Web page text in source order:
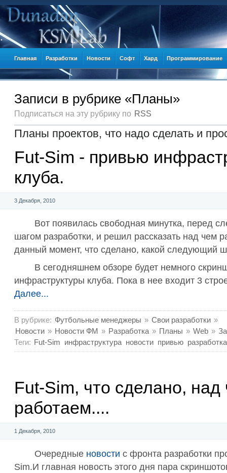
Главная Разработки Новости Софт Хард Программирование
Записи в рубрике «Планы»
Подписаться на эту рубрику по RSS
Планы проектов, что надо сделать и
Fut-Sim - привью
клуба.
3 Декабря, 2010
Вот появилась свободная минутка, перед
шагом разработки, и решил рассказать над чем
данный момент, что сделано, какой следующий
В сегодняшнем обзоре будет немного
инфраструктуры клуба. Пока в нее входит 3
Далее...
В рубрике: Футбольные менеджеры » Свои разработки »
Новости » Новости ФМ » Разработка » Планы » Web »
Теги: Fut-Sim инфраструктура новости привью разработка
Fut-Sim, что сделано, над
работаем....
1 Декабря, 2010
Очередные новости c фронта разработки
Sim.И главная новость этого дня пара